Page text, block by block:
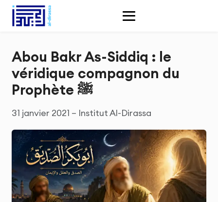
Abou Bakr As-Siddiq : le
véridique compagnon du
Prophète ﷺ
31 janvier 2021 – Institut Al-Dirassa